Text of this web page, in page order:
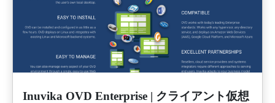
Inuvika OVD Enterprise | クライアント仮想